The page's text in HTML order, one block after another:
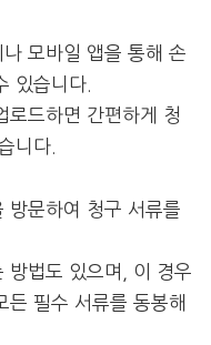
모바일 앱을 통해 손
있습니다.
로드하면 간편하게 청
니다.
방문하여 청구 서류를
방법도 있으며, 이 경우
든 필수 서류를 동봉해